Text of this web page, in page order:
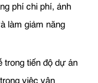
phí chi phí, ảnh
làm giảm năng
trong tiến độ dự án
việc vận